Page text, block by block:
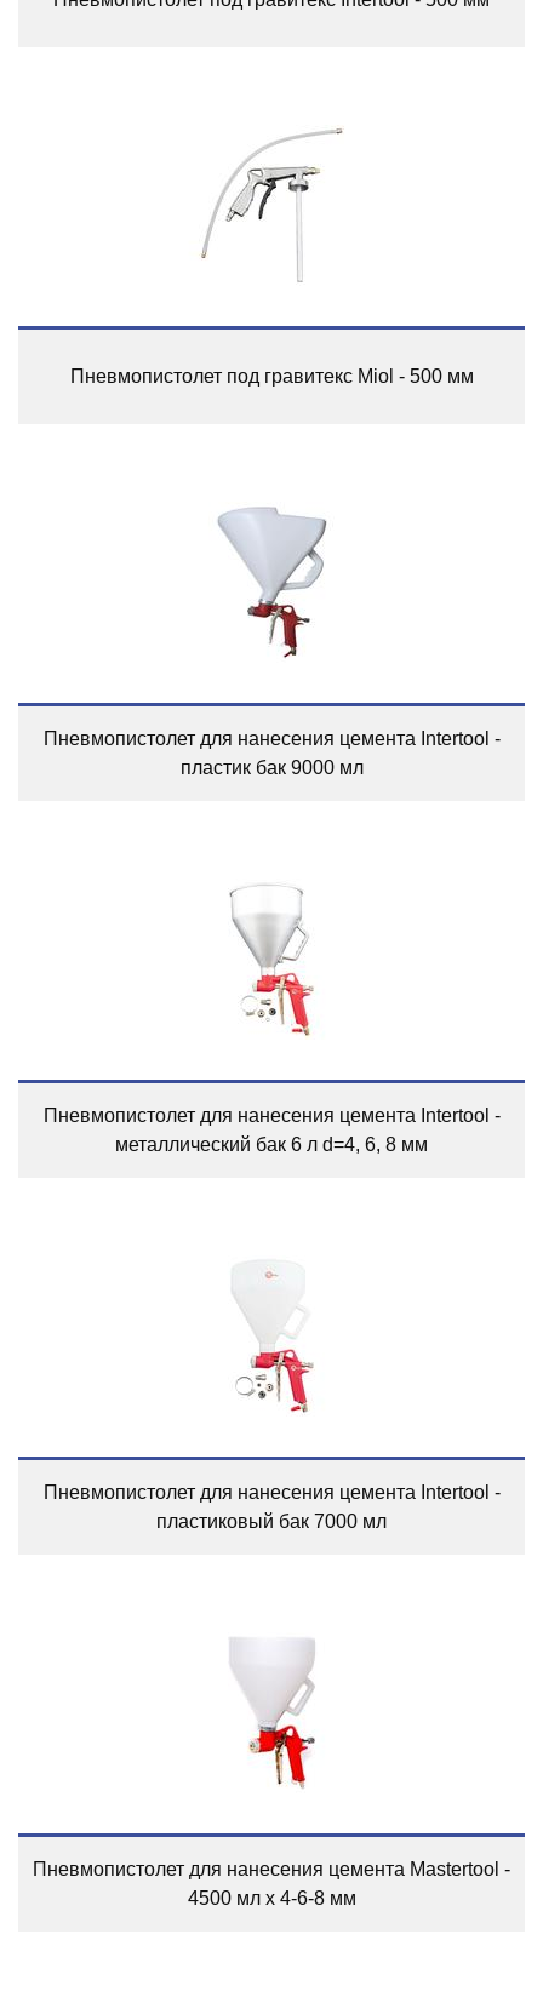
Пневмопистолет под гравитекс Miol - 500 мм
Пневмопистолет для нанесения цемента Intertool -
пластик бак 9000 мл
Пневмопистолет для нанесения цемента Intertool -
металлический бак 6 л d=4, 6, 8 мм
Пневмопистолет для нанесения цемента Intertool -
пластиковый бак 7000 мл
Пневмопистолет для нанесения цемента Mastertool -
4500 мл x 4-6-8 мм